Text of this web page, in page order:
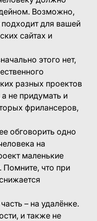
Возможно,
для вашей
сайтах и
этого нет,
разных проектов
не придумать и
фрилансеров,
обговорить одно
на
маленькие
Помните, что при
– на удалёнке.
и также не